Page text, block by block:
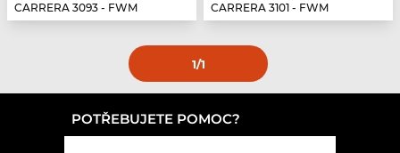
CARRERA 3093 - FWM
CARRERA 3101 - FWM
1/1
POTŘEBUJETE POMOC?